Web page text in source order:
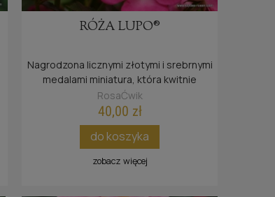
RÓŻA LUPO®
Nagrodzona licznymi złotymi i srebrnymi
medalami miniatura, która kwitnie
nieprzerwanie.
RosaĆwik
40,00 zł
do koszyka
zobacz więcej